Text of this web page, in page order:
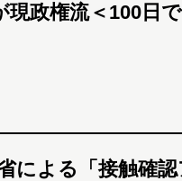
政権流＜100日
による「接触確